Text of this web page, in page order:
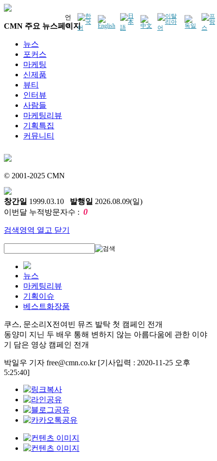
언
어
CMN 주요 뉴스페이지
뉴스
포커스
마케팅
신제품
뷰티
인터뷰
사람들
마케팅리뷰
기획특집
커뮤니티
© 2001-2025 CMN
창간일 1999.03.10 발행일 2026.08.09(일)
이번달 누적방문자수 : 0
검색영역 열고 닫기
뉴스
마케팅리뷰
기획이슈
베스트화장품
쿠스, 문소리X전여빈 뮤즈 발탁 첫 캠페인 전개
동양미 지닌 두 배우 통해 변하지 않는 아름다움에 관한 이야
기 담은 영상 캠페인 전개
박일우 기자 free@cmn.co.kr [기사입력 : 2020-11-25 오후
5:25:40]